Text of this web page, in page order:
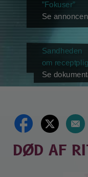
”Fokuser”
Se annoncen
Sandheden
om
Se
DØD AF